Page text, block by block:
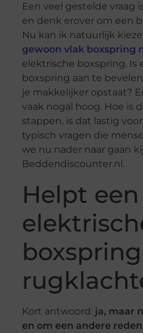
Een veel gestelde vraag
en denk erover om een
Nu kan ik natuurlijk
gewoon vlak boxspring
elektrische boxspring. Is
boxspring aan te
je makkelijker opstaat?
vaak nogal hoog. Hoe is
stappen, is dat lastig
typisch vragen die
we nu nader naar gaan
Beddendiscounter.nl.
Helpt een
Kort antwoord: ja, maar
en om een andere